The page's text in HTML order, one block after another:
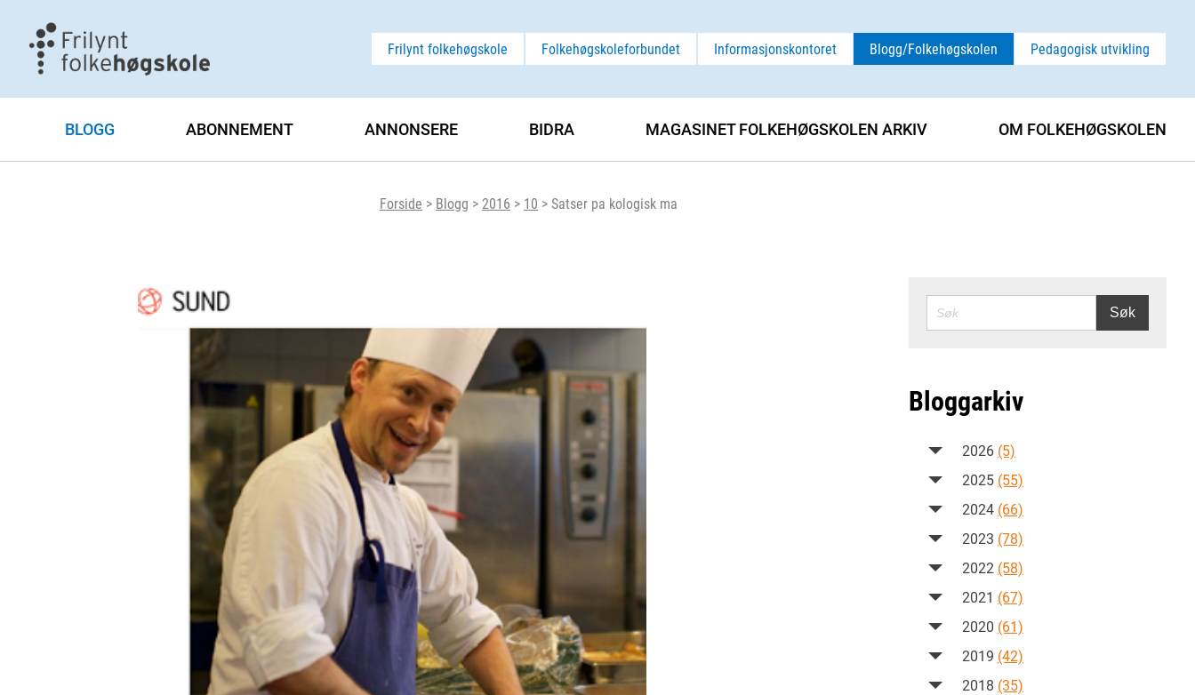
Frilynt folkehøgskole Folkehøgskoleforbundet Informasjonskontoret Blogg/Folkehøgskolen Pedagogisk utvikling
Forside > Blogg > 2016 > 10 > Satser pa kologisk ma
BLOGG ABONNEMENT ANNONSERE BIDRA MAGASINET FOLKEHØGSKOLEN ARKIV OM FOLKEHØGSKOLEN
SØK Søk
Bloggarkiv
2026 (5)
2025 (55)
2024 (66)
2023 (78)
2022 (58)
2021 (67)
2020 (61)
2019 (42)
2018 (35)